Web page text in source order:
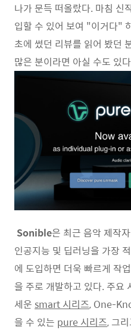
나가 문득 떠올랐다. 마침 신
입할 수 있어 보여 "이거다"
초에 썼던 리뷰를 읽어 봤던
많은 분이라면 아실 수도 있
Sonible은 최근 음악 제작
인공지능 및 딥러닝을 가장
에 도입하면 더욱 빠르게 작
을 주로 개발하고 있다. 주요
세운 smart 시리즈, One-
을 수 있는 pure 시리즈, 그